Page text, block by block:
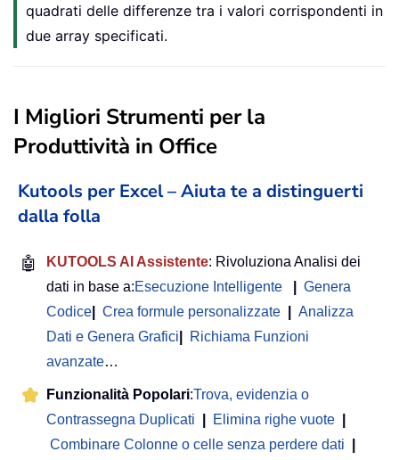
quadrati delle differenze tra i valori corrispondenti in
due array specificati.
I Migliori Strumenti per la
Produttività in Office
Kutools per Excel – Aiuta te a distinguerti
dalla folla
🤖 KUTOOLS AI Assistente: Rivoluziona Analisi dei
dati in base a:Esecuzione Intelligente
Genera
Codice
Crea formule personalizzate
Analizza
Dati e Genera Grafici
Richiama Funzioni
avanzate…
Funzionalità Popolari:Trova, evidenzia o
Contrassegna Duplicati
Elimina righe vuote
Combinare Colonne o celle senza perdere dati